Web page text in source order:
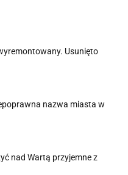
Usunięto
nazwa miasta w
nad Wartą przyjemne z